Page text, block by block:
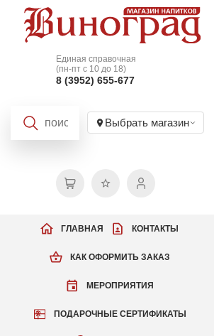
Единая справочная
(пн-пт с 10 до 18)
8 (3952) 655-677
Выбрать магазин
КАК ОФОРМИТЬ ЗАКАЗ
МЕРОПРИЯТИЯ
ПОДАРОЧНЫЕ СЕРТИФИКАТЫ
ГЛАВНАЯ КОНТАКТЫ